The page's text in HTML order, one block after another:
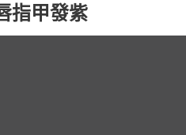
指甲發紫